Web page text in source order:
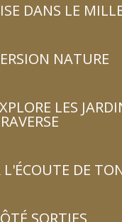
DANS LE
NATURE
LES
L'ÉCOUTE DE
SORTIES
du Pays
les sorties vers